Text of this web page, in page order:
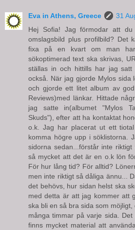
Eva in Athens, Greece
31
Hej Sofia! Jag förmodar att
omslagsbild plus profilbild? Det
fixa på en kvart om man
sökoptimerad text ska skrivas,
ställas in och hittills har jag
också. När jag gjorde Mylos sida
och gjorde ett litet album av god
Reviews)med länkar. Hittade
jag satte in(albumet "Mylos
Skuds"), efter att ha kontaktat
o.k. Jag har placerat ut ett
komma högre upp i söklistorna.
sidorna sedan...förstår inte
så mycket att det är en o.k lön
För hur lång tid? För alltid?
men inte riktigt så dåliga ännu...
det behövs, hur sidan helst ska
med detta är att jag kommer att
ska bli en så bra sida som
många timmar på varje sida.
finns mycket material att